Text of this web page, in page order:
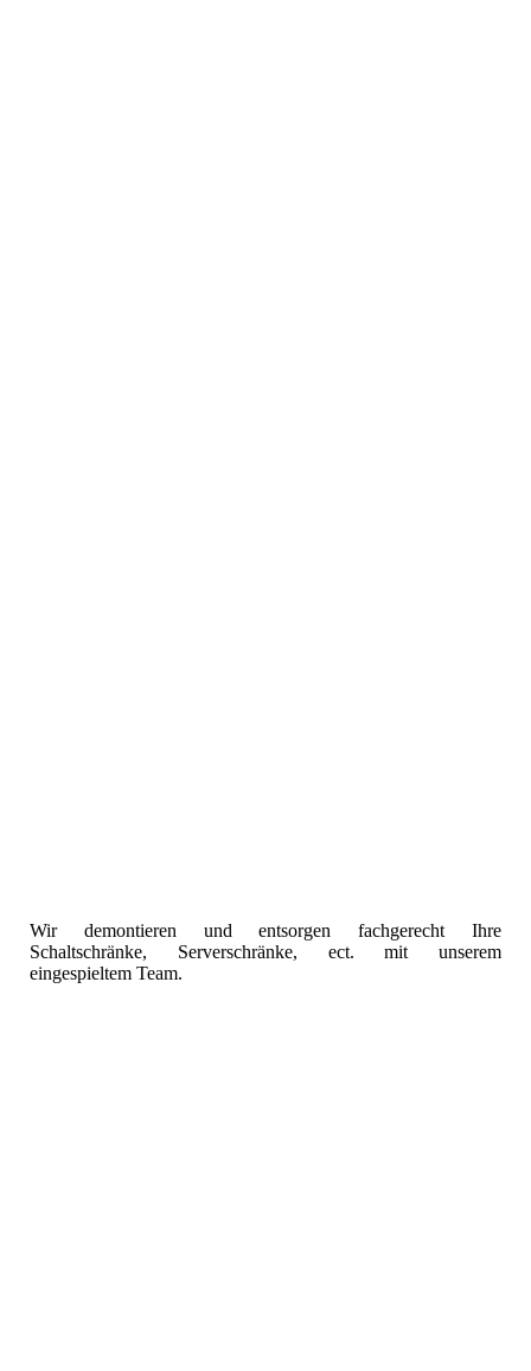
Wir demontieren und entsorgen fachgerecht Ihre
Schaltschränke, Serverschränke, ect. mit unserem
eingespieltem Team.